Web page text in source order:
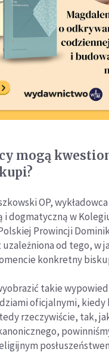
mogą
OP,
dogmatyczną w
Prowincji
od tego, w
konkretny
takie
oficjalnymi,
rzeczywiście, tak,